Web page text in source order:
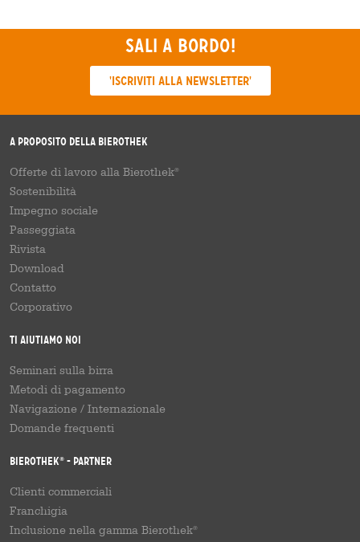
Sali a bordo!
'Iscriviti alla newsletter'
A proposito della Bierothek
Offerte di lavoro alla Bierothek®
Sostenibilità
Impegno sociale
Passeggiata
Rivista
Download
Contatto
Corporativo
Ti aiutiamo noi
Seminari sulla birra
Metodi di pagamento
Navigazione / Internazionale
Domande frequenti
Bierothek® - Partner
Clienti commerciali
Franchigia
Inclusione nella gamma Bierothek®